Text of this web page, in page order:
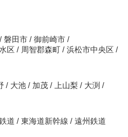
/ 磐田市 / 御前崎市 /
区 / 周智郡森町 / 浜松市中央区 /
/ 大池 / 加茂 / 上山梨 / 大渕 /
道 / 東海道新幹線 / 遠州鉄道